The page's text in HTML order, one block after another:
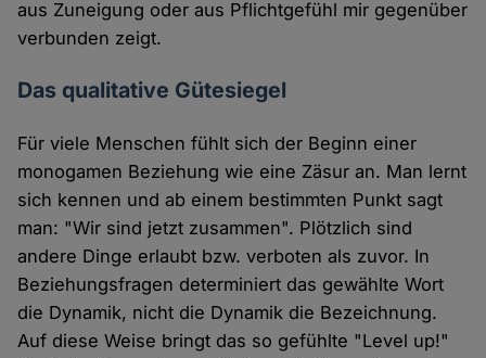
aus Zuneigung oder aus Pflichtgefühl mir gegenüber
verbunden zeigt.
Das qualitative Gütesiegel
Für viele Menschen fühlt sich der Beginn einer
monogamen Beziehung wie eine Zäsur an. Man lernt
sich kennen und ab einem bestimmten Punkt sagt
man: "Wir sind jetzt zusammen". Plötzlich sind
andere Dinge erlaubt bzw. verboten als zuvor. In
Beziehungsfragen determiniert das gewählte Wort
die Dynamik, nicht die Dynamik die Bezeichnung.
Auf diese Weise bringt das so gefühlte "Level up!"